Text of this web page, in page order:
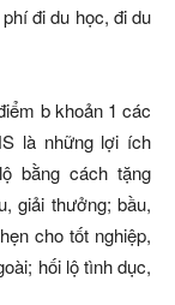
đi du học, đi du
b khoản 1 các
là những lợi ích
bằng cách tặng
giải thưởng; bầu,
cho tốt nghiệp,
hối lộ tình dục,